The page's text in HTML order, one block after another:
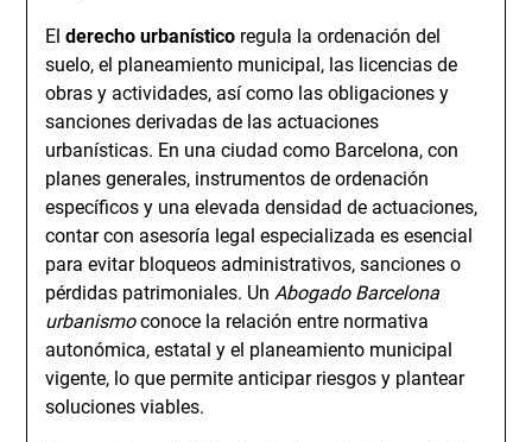
Elderecho urbanístico regula la ordenación del
suelo, el planeamiento municipal, las licencias de
obras y actividades, así como las obligaciones y
sanciones derivadas de las actuaciones
urbanísticas. En una ciudad como Barcelona, con
planes generales, instrumentos de ordenación
específicos y una elevada densidad de actuaciones,
contar con asesoría legal especializada es esencial
para evitar bloqueos administrativos, sanciones o
pérdidas patrimoniales. UnAbogado Barcelona
urbanismoconoce la relación entre normativa
autonómica, estatal y el planeamiento municipal
vigente, lo que permite anticipar riesgos y plantear
soluciones viables.